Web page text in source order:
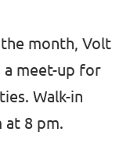
month, Volt
a meet-up for
Walk-in
at 8 pm.